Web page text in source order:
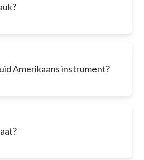
Amerikaans instrument?